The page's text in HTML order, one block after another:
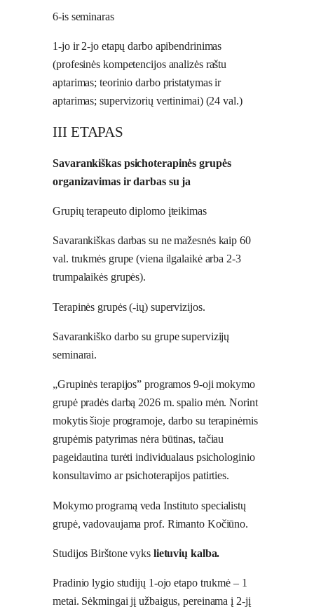
6-is seminaras
1-jo ir 2-jo etapų darbo apibendrinimas
(profesinės kompetencijos analizės raštu
aptarimas; teorinio darbo pristatymas ir
aptarimas; supervizorių vertinimai) (24 val.)
III ETAPAS
Savarankiškas psichoterapinės grupės
organizavimas ir darbas su ja
Grupių terapeuto diplomo įteikimas
Savarankiškas darbas su ne mažesnės kaip 60
val. trukmės grupe (viena ilgalaikė arba 2-3
trumpalaikės grupės).
Terapinės grupės (-ių) supervizijos.
Savarankiško darbo su grupe supervizijų
seminarai.
„Grupinės terapijos” programos 9-oji mokymo
grupė pradės darbą 2026 m. spalio mėn. Norint
mokytis šioje programoje, darbo su terapinėmis
grupėmis patyrimas nėra būtinas, tačiau
pageidautina turėti individualaus psichologinio
konsultavimo ar psichoterapijos patirties.
Mokymo programą veda Instituto specialistų
grupė, vadovaujama prof. Rimanto Kočiūno.
Studijos Birštone vyks lietuvių kalba.
Pradinio lygio studijų 1-ojo etapo trukmė – 1
metai. Sėkmingai jį užbaigus, pereinama į 2-jį